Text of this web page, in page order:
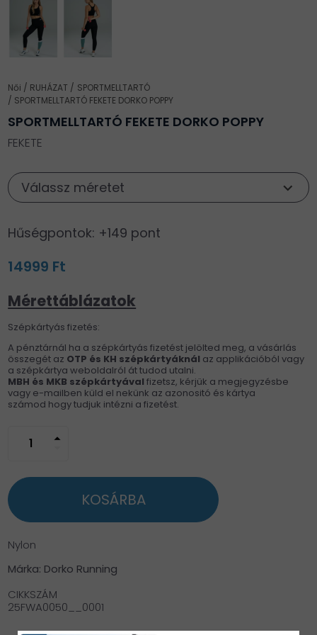
Női RUHÁZAT
SPORTMELLTARTÓ
SPORTMELLTARTÓ FEKETE DORKO POPPY
SPORTMELLTARTÓ FEKETE DORKO POPPY
FEKETE
Válassz méretet
Hűségpontok: +149 pont
14999 Ft
Mérettáblázatok
Szépkártyás fizetés:
A pénztárnál ha a szépkártyás fizetést jelölted meg, a vásárlás
összegét az OTP és KH szépkártyáknál az applikációból vagy
a szépkártya weboldalról át tudod utalni.
MBH és MKB szépkártyával fizetsz, kérjük a megjegyzésbe
vagy e-mailben küld el nekünk az azonositó és kártya
számod hogy tudjuk intézni a fizetést.
arrow_drop_up
KOSÁRBA
Nylon
Márka: Dorko Running
CIKKSZÁM
25FWA0050__0001